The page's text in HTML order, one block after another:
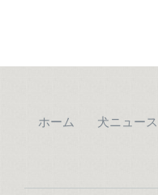
ホーム 犬ニュース